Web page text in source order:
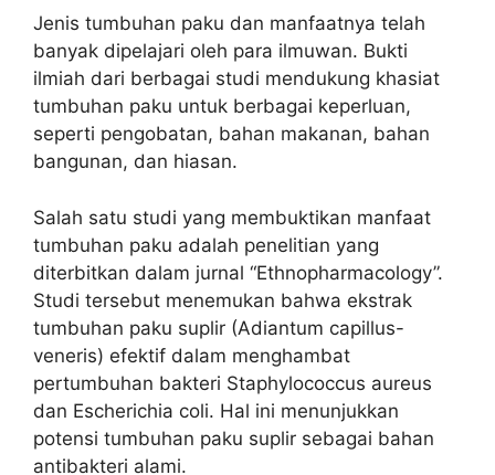
Jenis tumbuhan paku dan manfaatnya telah
banyak dipelajari oleh para ilmuwan. Bukti
ilmiah dari berbagai studi mendukung khasiat
tumbuhan paku untuk berbagai keperluan,
seperti pengobatan, bahan makanan, bahan
bangunan, dan hiasan.
Salah satu studi yang membuktikan manfaat
tumbuhan paku adalah penelitian yang
diterbitkan dalam jurnal “Ethnopharmacology”.
Studi tersebut menemukan bahwa ekstrak
tumbuhan paku suplir (Adiantum capillus-
veneris) efektif dalam menghambat
pertumbuhan bakteri Staphylococcus aureus
dan Escherichia coli. Hal ini menunjukkan
potensi tumbuhan paku suplir sebagai bahan
antibakteri alami.